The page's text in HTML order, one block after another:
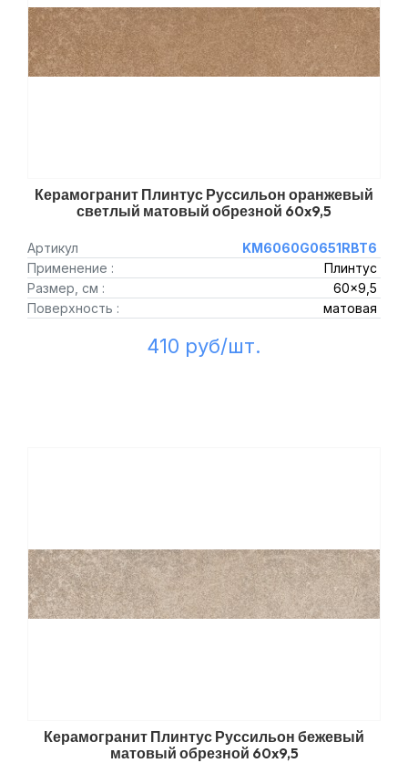
Керамогранит Плинтус Руссильон оранжевый
светлый матовый обрезной 60x9,5
Артикул
KM6060G0651RBT6
Применение :
Плинтус
Размер, см :
60x9,5
Поверхность :
матовая
410 руб/шт.
Керамогранит Плинтус Руссильон бежевый
матовый обрезной 60x9,5